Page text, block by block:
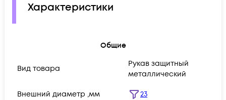
Характеристики
Общие
Вид товара
Рукав защитный
металлический
Внешний диаметр ,мм 23